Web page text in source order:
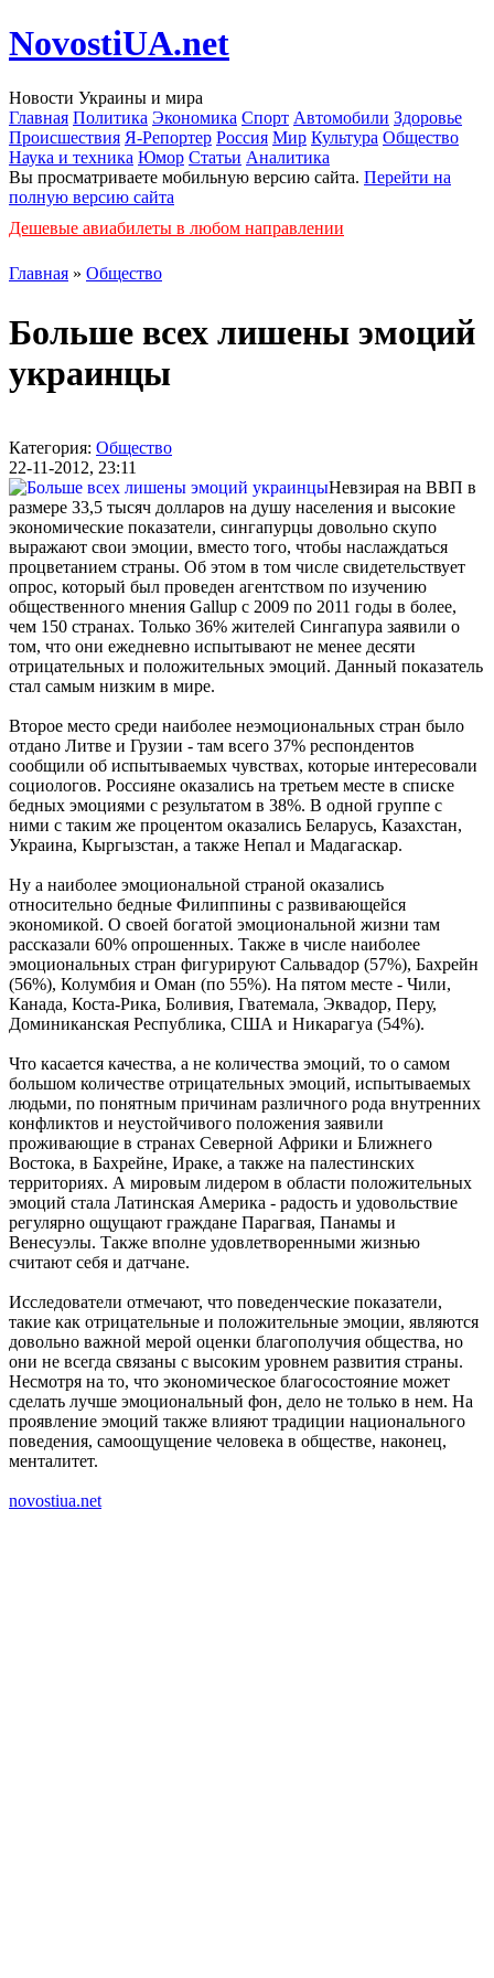
NovostiUA.net
Новости Украины и мира
Главная Политика Экономика Спорт Автомобили Здоровье
Происшествия Я-Репортер Россия Мир Культура Общество
Наука и техника Юмор Статьи Аналитика
Вы просматриваете мобильную версию сайта. Перейти на
полную версию сайта
Дешевые авиабилеты в любом направлении
Главная » Общество
Больше всех лишены эмоций
украинцы
Категория: Общество
22-11-2012, 23:11
Невзирая на ВВП в
размере 33,5 тысяч долларов на душу населения и высокие
экономические показатели, сингапурцы довольно скупо
выражают свои эмоции, вместо того, чтобы наслаждаться
процветанием страны. Об этом в том числе свидетельствует
опрос, который был проведен агентством по изучению
общественного мнения Gallup с 2009 по 2011 годы в более,
чем 150 странах. Только 36% жителей Сингапура заявили о
том, что они ежедневно испытывают не менее десяти
отрицательных и положительных эмоций. Данный показатель
стал самым низким в мире.
Второе место среди наиболее неэмоциональных стран было
отдано Литве и Грузии - там всего 37% респондентов
сообщили об испытываемых чувствах, которые интересовали
социологов. Россияне оказались на третьем месте в списке
бедных эмоциями с результатом в 38%. В одной группе с
ними с таким же процентом оказались Беларусь, Казахстан,
Украина, Кыргызстан, а также Непал и Мадагаскар.
Ну а наиболее эмоциональной страной оказались
относительно бедные Филиппины с развивающейся
экономикой. О своей богатой эмоциональной жизни там
рассказали 60% опрошенных. Также в числе наиболее
эмоциональных стран фигурируют Сальвадор (57%), Бахрейн
(56%), Колумбия и Оман (по 55%). На пятом месте - Чили,
Канада, Коста-Рика, Боливия, Гватемала, Эквадор, Перу,
Доминиканская Республика, США и Никарагуа (54%).
Что касается качества, а не количества эмоций, то о самом
большом количестве отрицательных эмоций, испытываемых
людьми, по понятным причинам различного рода внутренних
конфликтов и неустойчивого положения заявили
проживающие в странах Северной Африки и Ближнего
Востока, в Бахрейне, Ираке, а также на палестинских
территориях. А мировым лидером в области положительных
эмоций стала Латинская Америка - радость и удовольствие
регулярно ощущают граждане Парагвая, Панамы и
Венесуэлы. Также вполне удовлетворенными жизнью
считают себя и датчане.
Исследователи отмечают, что поведенческие показатели,
такие как отрицательные и положительные эмоции, являются
довольно важной мерой оценки благополучия общества, но
они не всегда связаны с высоким уровнем развития страны.
Несмотря на то, что экономическое благосостояние может
сделать лучше эмоциональный фон, дело не только в нем. На
проявление эмоций также влияют традиции национального
поведения, самоощущение человека в обществе, наконец,
менталитет.
novostiua.net